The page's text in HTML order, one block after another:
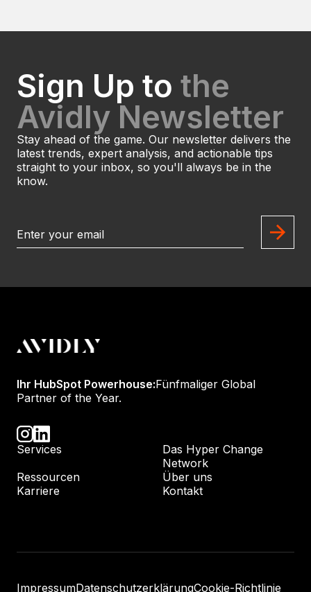
Sign Up to the
Avidly Newsletter
Stay ahead of the game. Our newsletter delivers the
latest trends, expert analysis, and actionable tips
straight to your inbox, so you'll always be in the
know.
Ihr HubSpot Powerhouse:Fünfmaliger Global
Partner of the Year.
Services
Das Hyper Change
Network
Ressourcen
Über uns
Karriere
Kontakt
ImpressumDatenschutzerklärungCookie-Richtlinie